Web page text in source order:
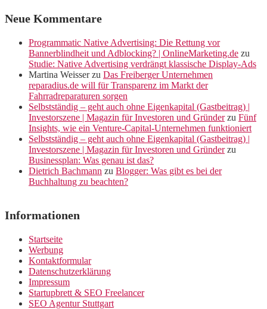
Neue Kommentare
Programmatic Native Advertising: Die Rettung vor
Bannerblindheit und Adblocking? | OnlineMarketing.de zu
Studie: Native Advertising verdrängt klassische Display-Ads
Martina Weisserzu Das Freiberger Unternehmen
reparadius.de will für Transparenz im Markt der
Fahrradreparaturen sorgen
Selbstständig – geht auch ohne Eigenkapital (Gastbeitrag) |
Investorszene | Magazin für Investoren und Gründerzu Fünf
Insights, wie ein Venture-Capital-Unternehmen funktioniert
Selbstständig – geht auch ohne Eigenkapital (Gastbeitrag) |
Investorszene | Magazin für Investoren und Gründerzu
Businessplan: Was genau ist das?
Dietrich Bachmann zu Blogger: Was gibt es bei der
Buchhaltung zu beachten?
Informationen
Startseite
Werbung
Kontaktformular
Datenschutzerklärung
Impressum
Startupbrett & SEO Freelancer
SEO Agentur Stuttgart